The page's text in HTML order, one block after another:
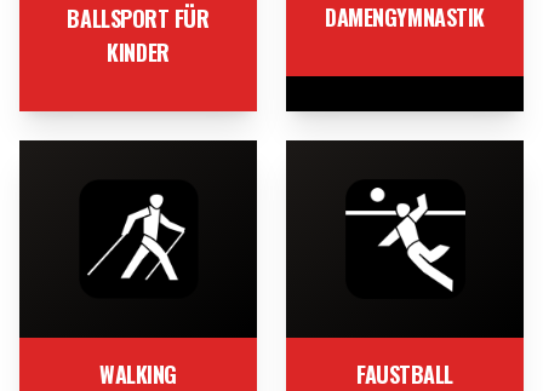
BALLSPORT FÜR
KINDER
DAMENGYMNASTIK
WALKING FAUSTBALL